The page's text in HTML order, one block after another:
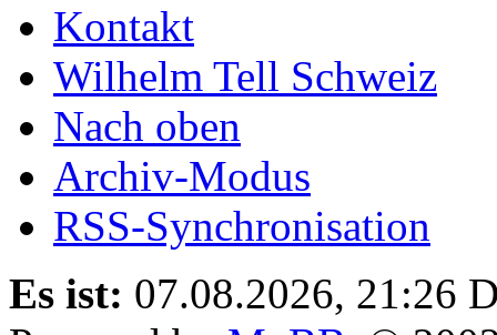
Kontakt
Wilhelm Tell Schweiz
Nach oben
Archiv-Modus
RSS-Synchronisation
Es ist: 07.08.2026, 21:26